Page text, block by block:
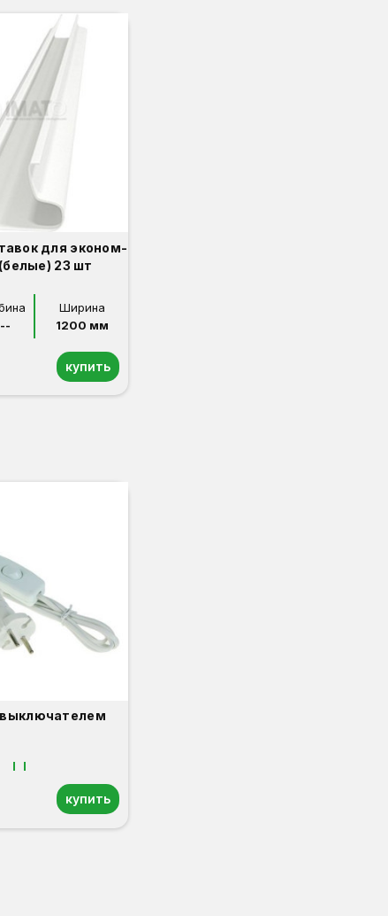
для эконом-
23 шт
Ширина
1200 мм
купить
купить